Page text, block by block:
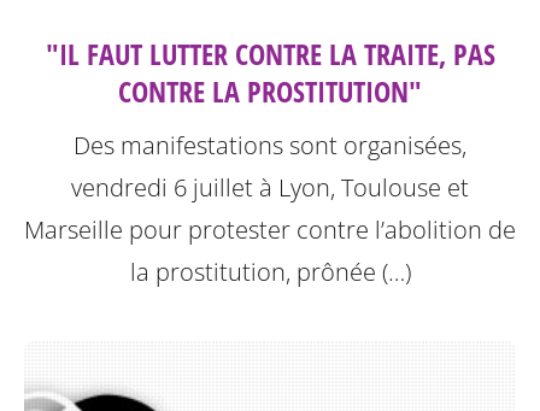
"IL FAUT LUTTER CONTRE LA TRAITE, PAS
CONTRE LA PROSTITUTION"
Des manifestations sont organisées,
vendredi 6 juillet à Lyon, Toulouse et
Marseille pour protester contre l’abolition de
la prostitution, prônée (…)